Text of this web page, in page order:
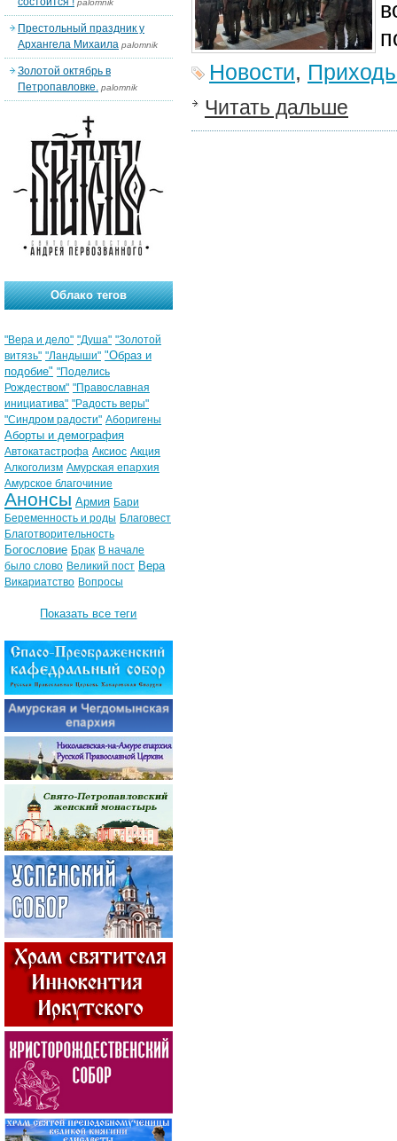
Новости,
Читать дальше
palomnik
Престольный праздник у
Архангела Михаила palomnik
Золотой октябрь в
Петропавловке. palomnik
Облако тегов
"Вера и дело" "Душа" "Золотой
витязь" "Ландыши" "Образ и
подобие" "Поделись
Рождеством" "Православная
инициатива" "Радость веры"
"Синдром радости" Аборигены
Аборты и демография
Автокатастрофа Аксиос Акция
Алкоголизм Амурская епархия
Амурское благочиние
Анонсы Армия Бари
Беременность и роды Благовест
Благотворительность
Богословие Брак В начале
было слово Великий пост Вера
Викариатство Вопросы
Показать все теги